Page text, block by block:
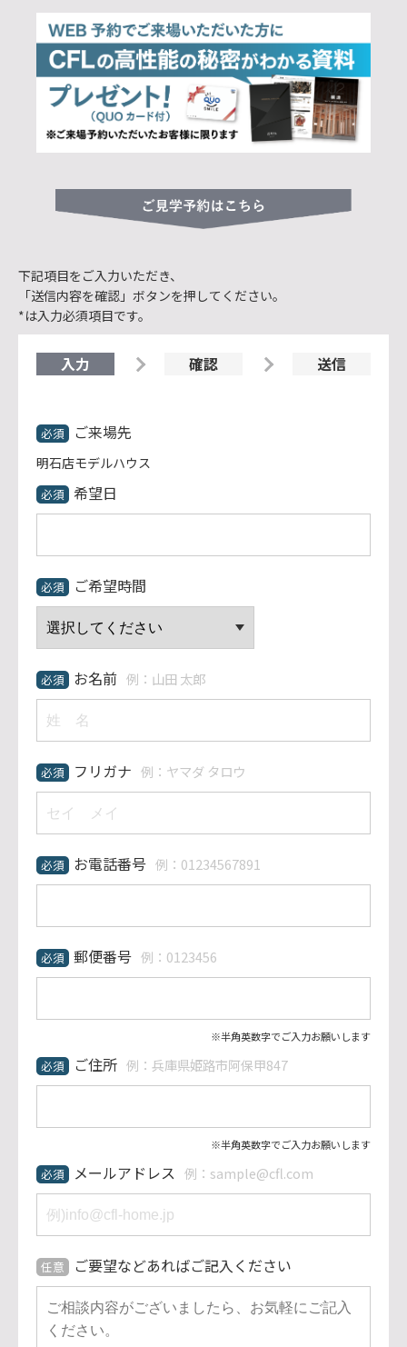
下記項目をご入力いただき、
「送信内容を確認」ボタンを押してください。
*は入力必須項目です。
入力 確認 送信
必須 ご来場先
明石店モデルハウス
必須 希望日
必須 ご希望時間
必須 お名前 例：山田 太郎
必須 フリガナ 例：ヤマダ タロウ
必須 お電話番号 例：01234567891
必須 郵便番号 例：0123456
※半角英数字でご入力お願いします
必須 ご住所 例：兵庫県姫路市阿保甲847
※半角英数字でご入力お願いします
必須 メールアドレス 例：sample@cfl.com
任意 ご要望などあればご記入ください